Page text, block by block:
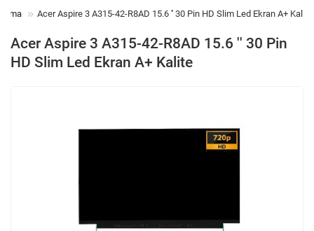
Acer Aspire 3 A315-42-R8AD 15.6 '' 30 Pin HD Slim Led Ekran A+ Kalite
Acer Aspire 3 A315-42-R8AD 15.6 '' 30 Pin
HD Slim Led Ekran A+ Kalite